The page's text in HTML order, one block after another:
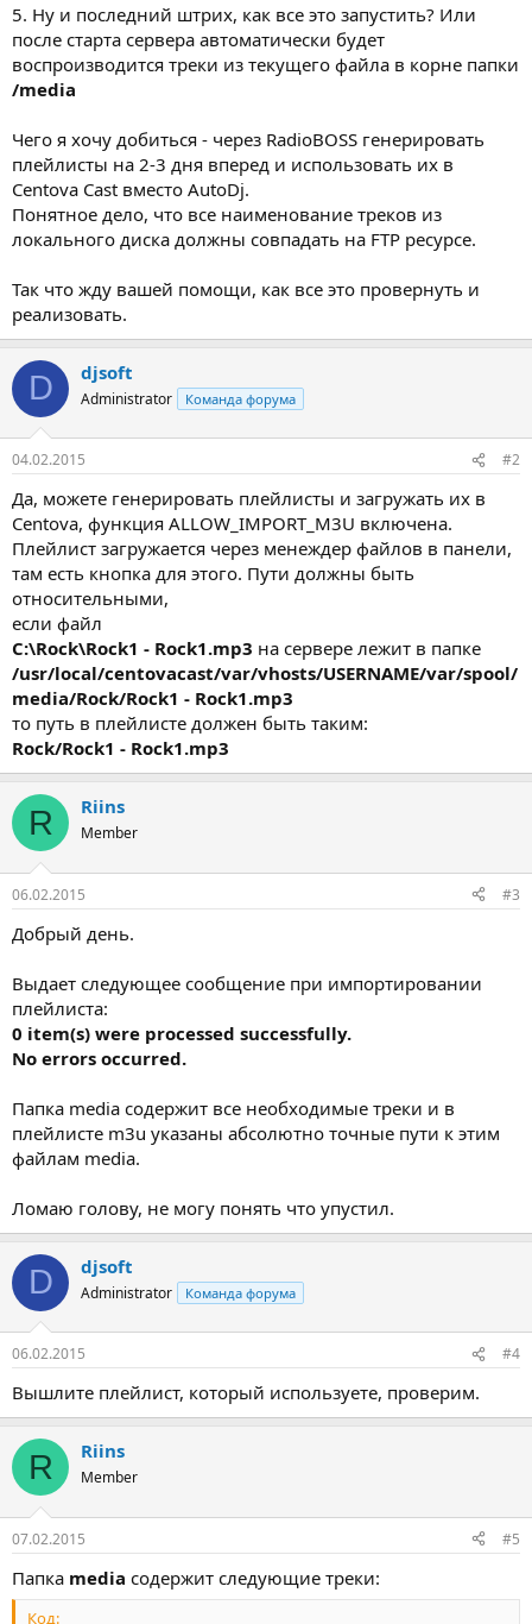
5. Ну и последний штрих, как все это запустить? Или
после старта сервера автоматически будет
воспроизводится треки из текущего файла в корне папки
/media
Чего я хочу добиться - через RadioBOSS генерировать
плейлисты на 2-3 дня вперед и использовать их в
Centova Cast вместо AutoDj.
Понятное дело, что все наименование треков из
локального диска должны совпадать на FTP ресурсе.
Так что жду вашей помощи, как все это провернуть и
реализовать.
D djsoft
Administrator Команда форума
04.02.2015 #2
Да, можете генерировать плейлисты и загружать их в
Centova, функция ALLOW_IMPORT_M3U включена.
Плейлист загружается через менеждер файлов в панели,
там есть кнопка для этого. Пути должны быть
относительными,
если файл
C:\Rock\Rock1 - Rock1.mp3 на сервере лежит в папке
/usr/local/centovacast/var/vhosts/USERNAME/var/spool/
media/Rock/Rock1 - Rock1.mp3
то путь в плейлисте должен быть таким:
Rock/Rock1 - Rock1.mp3
R Riins
Member
06.02.2015 #3
Добрый день.
Выдает следующее сообщение при импортировании
плейлиста:
0 item(s) were processed successfully.
No errors occurred.
Папка media содержит все необходимые треки и в
плейлисте m3u указаны абсолютно точные пути к этим
файлам media.
Ломаю голову, не могу понять что упустил.
D djsoft
Administrator Команда форума
06.02.2015 #4
Вышлите плейлист, который используете, проверим.
R Riins
Member
07.02.2015 #5
Папка media содержит следующие треки:
Код: